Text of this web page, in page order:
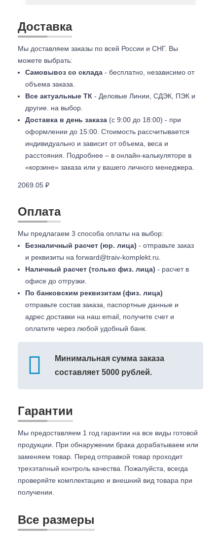
Доставка
Мы доставляем заказы по всей России и СНГ. Вы
можете выбрать:
Самовывоз со склада - бесплатно, независимо от
объема заказа.
Все актуальные ТК - Деловые Линии, СДЭК, ПЭК и
другие. на выбор.
Доставка в день заказа (с 9:00 до 18:00) - при
оформлении до 15:00. Стоимость рассчитывается
индивидуально и зависит от объема, веса и
расстояния. Подробнее – в онлайн-калькуляторе в
«корзине» заказа или у вашего личного менеджера.
2069.05 ₽
Оплата
Мы предлагаем 3 способа оплаты на выбор:
Безналичный расчет (юр. лица) - отправьте заказ
и реквизиты на forward@traiv-komplekt.ru
Наличный расчет (только физ. лица) - расчет в
офисе до отгрузки.
По банковским реквизитам (физ. лица)
отправьте состав заказа, паспортные данные и
адрес доставки на наш email, получите счет и
оплатите через любой удобный банк.
Минимальная сумма заказа
составляет 5000 рублей.
Гарантии
Мы предоставляем 1 год гарантии на все виды готовой
продукции. При обнаружении брака дорабатываем или
заменяем товар. Перед отправкой товар проходит
трехэтапный контроль качества. Пожалуйста, всегда
проверяйте комплектацию и внешний вид товара при
получении.
Все размеры